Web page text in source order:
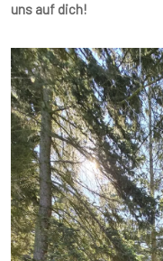
uns auf dich!